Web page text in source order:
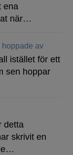
ena
när…
hoppade av
istället för ett
sen hoppar
detta
skrivit en